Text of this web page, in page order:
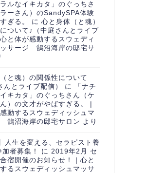
ラルなイキカタ」のぐっちさ
ーさん）のSandySPA体験
ぎる。
に 心と身体（と魂）
ついて♪（中庭さんとライブ
と体が感動するスウェディ
ッサージ 鵠沼海岸の邸宅サ
と魂）の関係性について
んとライブ配信）
に
「ナチ
キカタ」のぐっちさん（ケ
）の文才がやばすぎる。 |
動するスウェディッシュマ
鵠沼海岸の邸宅サロン より
人生を変える、セラピスト養
者募集！
に 2019年2月 セ
宿開催のお知らせ！ | 心と
るスウェディッシュマッサ